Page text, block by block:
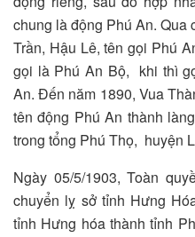
chung là động Phú An.
Trần, Hậu Lê, tên gọi Phú
gọi là Phú An Bộ, khi thì
An. Đến năm 1890, Vua
tên động Phú An thành
trong tổng Phú Thọ, huyện
Ngày 05/5/1903, Toàn
chuyển lỵ sở tỉnh Hưng
tỉnh Hưng hóa thành tỉnh